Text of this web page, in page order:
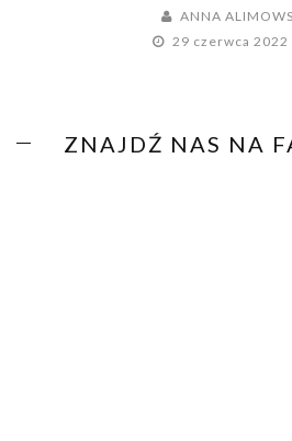
ANNA
29 czerwca 2022
ZNAJDŹ NAS NA